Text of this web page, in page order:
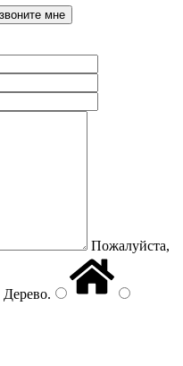
Пожалуйста,
Дерево.